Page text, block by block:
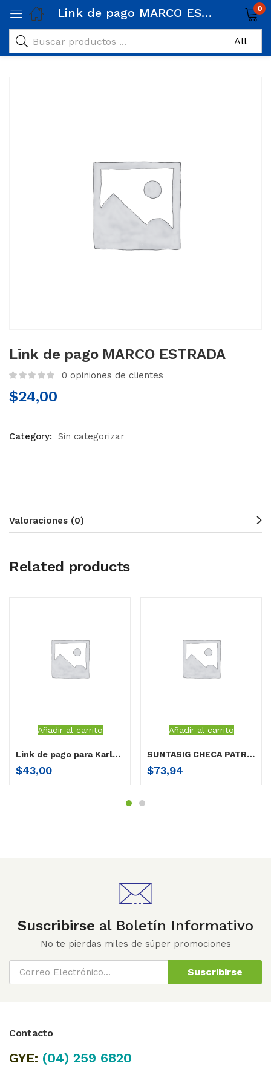
Link de pago MARCO ESTRADA 0
Link de pago MARCO ESTRADA
0 opiniones de clientes
$24,00
Category: Sin categorizar
Valoraciones (0)
Related products
Añadir al carrito
Link de pago para Karla Rendón
$43,00
Añadir al carrito
SUNTASIG CHECA PATRICIA JOHANNA link de pago
$73,94
Suscribirse al Boletín Informativo
No te pierdas miles de súper promociones
Suscribirse
Contacto
GYE: (04) 259 6820